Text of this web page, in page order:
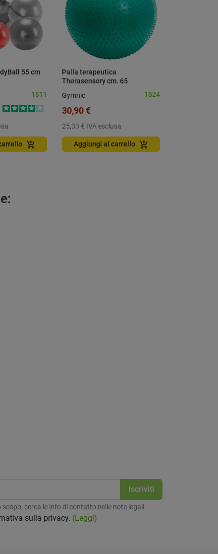
55 cm
1811
add_shopping_cart
Palla terapeutica
Therasensory cm. 65
Gymnic 1824
30,90 €
25,33 € IVA esclusa
Aggiungi al carrello add_shopping_cart
cerca le info di contatto nelle note legali.
sulla privacy. (Leggi)